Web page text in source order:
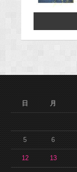
日
月
5 6
12 13